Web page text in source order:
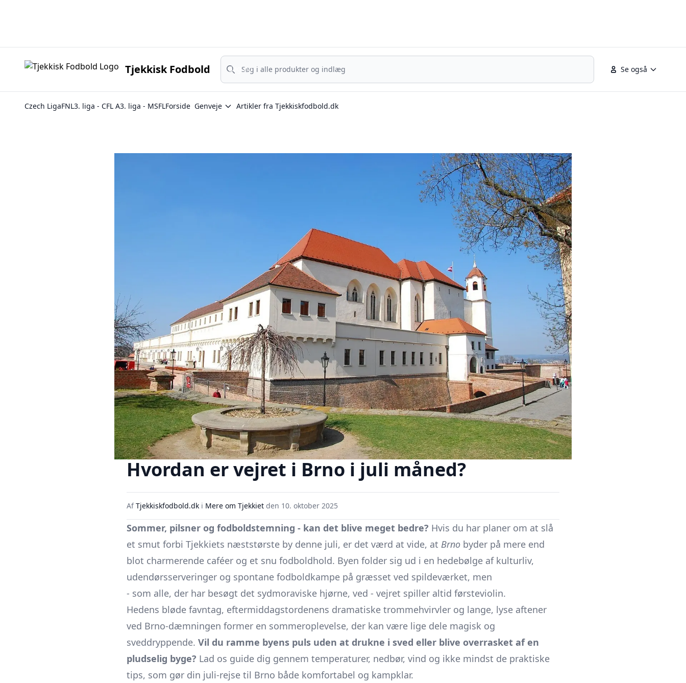
Tjekkisk Fodbold Se også
Søg nu
Søg nu
Czech LigaFNL3. liga - CFL A3. liga - MSFLForside Genveje Artikler fra Tjekkiskfodbold.dk
Hvordan er vejret i Brno i juli måned?
AfTjekkiskfodbold.dk i Mere om Tjekkiet den 10. oktober 2025
Sommer, pilsner og fodboldstemning - kan det blive meget bedre? Hvis du har planer om at slå
et smut forbi Tjekkiets næststørste by denne juli, er det værd at vide, at Brno byder på mere end
blot charmerende caféer og et snu fodboldhold. Byen folder sig ud i en hedebølge af kulturliv,
udendørsserveringer og spontane fodboldkampe på græsset ved spildeværket, men
- som alle, der har besøgt det sydmoraviske hjørne, ved - vejret spiller altid førsteviolin.
Hedens bløde favntag, eftermiddagstordenens dramatiske trommehvirvler og lange, lyse aftener
ved Brno-dæmningen former en sommeroplevelse, der kan være lige dele magisk og
sveddryppende. Vil du ramme byens puls uden at drukne i sved eller blive overrasket af en
pludselig byge? Lad os guide dig gennem temperaturer, nedbør, vind og ikke mindst de praktiske
tips, som gør din juli-rejse til Brno både komfortabel og kampklar.